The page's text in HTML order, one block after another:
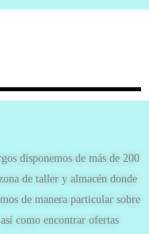
disponemos de más de 200
de taller y almacén donde
de manera particular sobre
como encontrar ofertas